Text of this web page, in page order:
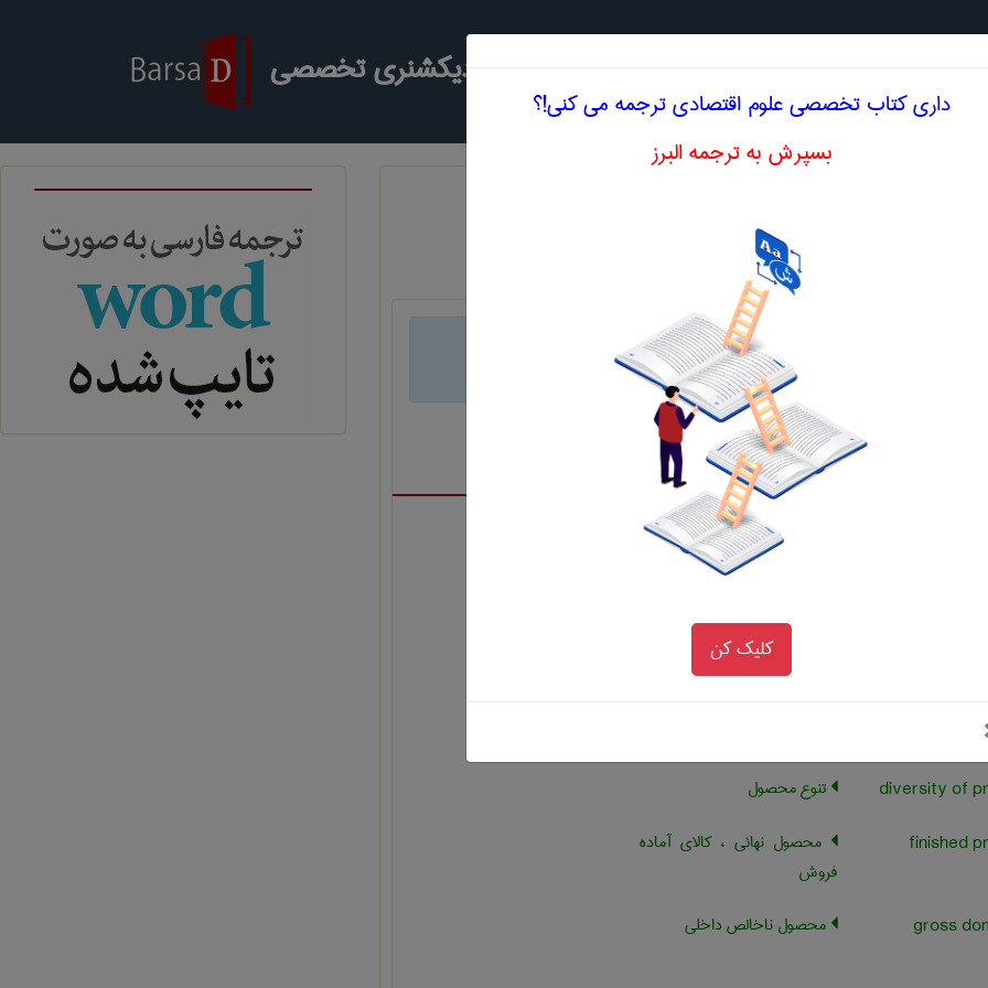
جستجو در دیکشنری تخصصی
total
and
کل هزینه متغیر و تولید کل
اصطلاح تخصصی انگلیسی TOTAL VARIABLE
COST AND
محصول متوسط
average
درآمد متوسط محصول
محصول فرعی ، محصول جنبی
diminishing
تنوع محصول
محصول نهائی ، کالای آماده
فروش
gross
محصول ناخالص داخلی
داری کتاب تخصصی علوم اقتصادی ترجمه می کنی!؟
بسپرش به ترجمه البرز
کلیک کن